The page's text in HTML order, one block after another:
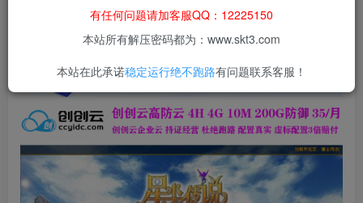
本站资源仅用于学习交流，禁止商业运营与违法、侵权
等非法行为；资源下载后请于 24 小时内删除，违规后
果由使用者自行承担。
有任何问题请加客服QQ：12225150
本站所有解压密码都为：www.skt3.com
本站在此承诺稳定运行绝不跑路有问题联系客服！